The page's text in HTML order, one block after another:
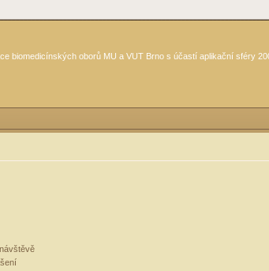
biomedicínských oborů MU a VUT Brno s účastí aplikační sféry